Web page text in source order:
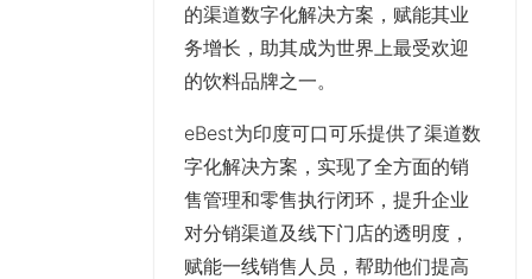
的渠道数字化解决方案，赋能其业
务增长，助其成为世界上最受欢迎
的饮料品牌之一。
eBest为印度可口可乐提供了渠道数
字化解决方案 ，实现了全方面的销
售管理和零售执行闭环 ，提升企业
对分销渠道及线下门店的透明度 ，
赋能一线销售人员 ，帮助他们提高